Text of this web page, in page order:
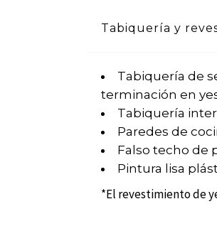
Tabiquería y
Tabiquería de
terminación en
Tabiquería
Paredes de
Falso techo de
Pintura lisa
*El revestimiento de